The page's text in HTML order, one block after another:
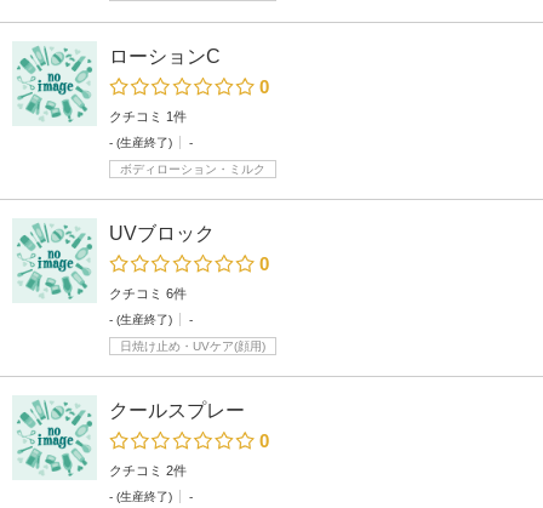
ローションC
0
クチコミ 1件
- (生産終了)
-
ボディローション・ミルク
UVブロック
0
クチコミ 6件
- (生産終了)
-
日焼け止め・UVケア(顔用)
クールスプレー
0
クチコミ 2件
- (生産終了)
-